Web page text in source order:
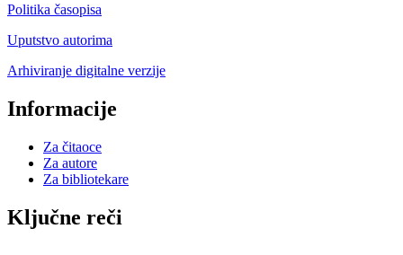
Politika časopisa
Uputstvo autorima
Arhiviranje digitalne verzije
Informacije
Za čitaoce
Za autore
Za bibliotekare
Ključne reči